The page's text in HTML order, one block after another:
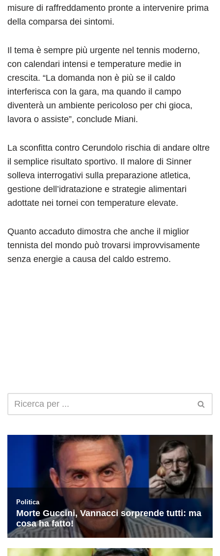
misure di raffreddamento pronte a intervenire prima
della comparsa dei sintomi.
Il tema è sempre più urgente nel tennis moderno,
con calendari intensi e temperature medie in
crescita. “La domanda non è più se il caldo
interferisca con la gara, ma quando il campo
diventerà un ambiente pericoloso per chi gioca,
lavora o assiste”, conclude Miani.
La sconfitta contro Cerundolo rischia di andare oltre
il semplice risultato sportivo. Il malore di Sinner
solleva interrogativi sulla preparazione atletica,
gestione dell’idratazione e strategie alimentari
adottate nei tornei con temperature elevate.
Quanto accaduto dimostra che anche il miglior
tennista del mondo può trovarsi improvvisamente
senza energie a causa del caldo estremo.